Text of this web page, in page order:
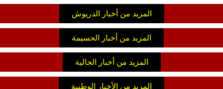
المزيد من أخبار الدريوش
المزيد من أخبار الحسيمة
المزيد من أخبار الجالية
المزيد من الأخبار الوطنية